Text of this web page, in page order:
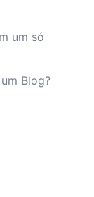
um só
Blog?